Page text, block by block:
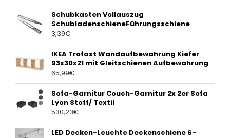
Schubkasten Vollauszug
SchubladenschieneFührungsschiene
3,39€
IKEA Trofast Wandaufbewahrung Kiefer
93x30x21 mit Gleitschienen Aufbewahrung
65,99€
Sofa-Garnitur Couch-Garnitur 2x 2er Sofa
Lyon Stoff/ Textil
530,23€
LED Decken-Leuchte Deckenschiene 6-